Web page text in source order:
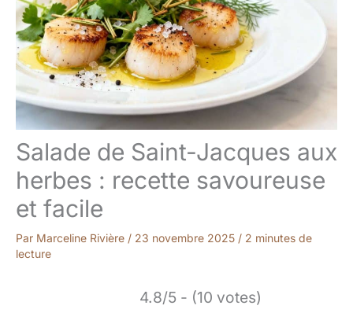
Salade de Saint-Jacques aux
herbes : recette savoureuse
et facile
Par Marceline Rivière / 23 novembre 2025 / 2 minutes de
lecture
4.8/5 - (10 votes)